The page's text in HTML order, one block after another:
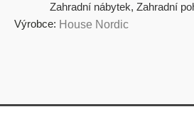
Zahradní nábytek, Zahradní
Výrobce: House Nordic